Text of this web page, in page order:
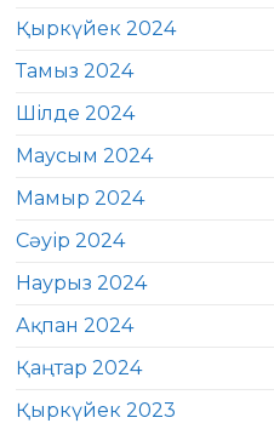
Қыркүйек 2024
Тамыз 2024
Шілде 2024
Маусым 2024
Мамыр 2024
Сәуір 2024
Наурыз 2024
Ақпан 2024
Қаңтар 2024
Қыркүйек 2023